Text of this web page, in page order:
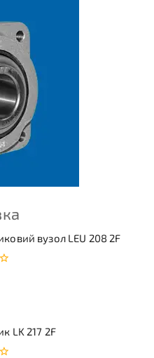
вузол LEU 208 2F
LK 217 2F